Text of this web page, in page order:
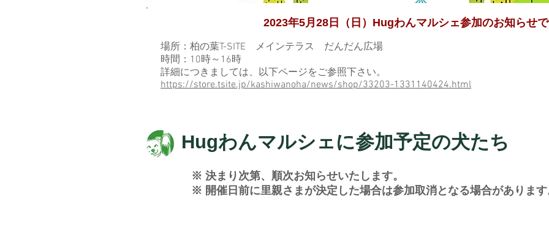
2023年5月28日（日）Hugわんマルシェ参加のお知らせ
場所：柏の葉T-SITE メインテラス だんだん広場
時間：10時～16時
​詳細につきましては、以下ページをご参照下さい。
https://store.tsite.jp/kashiwanoha/news/shop/33203-1331140424.html
Hugわんマルシェに参加予定の犬たち
※ 決まり次第、順次お知らせいたします。
※ 開催日前に里親さまが決定した場合は参加取消となる場合がありま